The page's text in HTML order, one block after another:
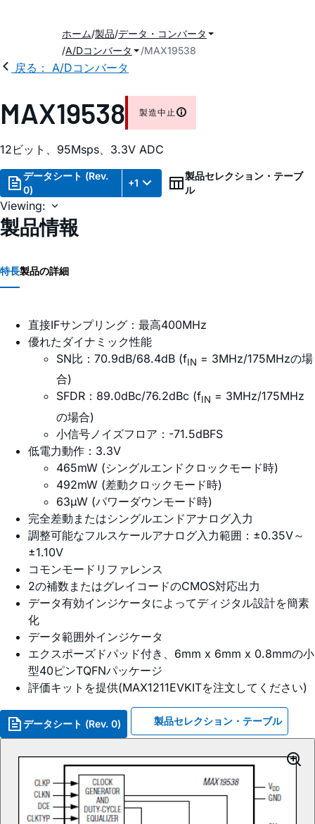
ホーム 製品 データ・コンバータ
A/Dコンバータ
MAX19538
戻る： A/Dコンバータ
MAX19538 製造中止
12ビット、95Msps、3.3V ADC
データシート (Rev.
0)
+1
製品セレクション・テーブ
ル
Viewing:
製品情報
特長製品の詳細
直接IFサンプリング：最高400MHz
優れたダイナミック性能
SN比：70.9dB/68.4dB (fIN = 3MHz/175MHzの場
合)
SFDR：89.0dBc/76.2dBc (fIN = 3MHz/175MHz
の場合)
小信号ノイズフロア：-71.5dBFS
低電力動作：3.3V
465mW (シングルエンドクロックモード時)
492mW (差動クロックモード時)
63µW (パワーダウンモード時)
完全差動またはシングルエンドアナログ入力
調整可能なフルスケールアナログ入力範囲：±0.35V～
±1.10V
コモンモードリファレンス
2の補数またはグレイコードのCMOS対応出力
データ有効インジケータによってディジタル設計を簡素
化
データ範囲外インジケータ
エクスポーズドパッド付き、6mm x 6mm x 0.8mmの小
型40ピンTQFNパッケージ
評価キットを提供(MAX1211EVKITを注文してください)
データシート (Rev. 0) 製品セレクション・テーブル